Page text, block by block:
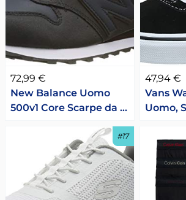
72,99 €
New Balance Uomo
500v1 Core Scarpe da …
47,94 €
Vans
Uomo,
#17